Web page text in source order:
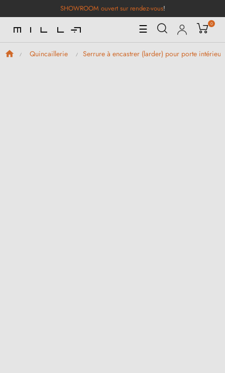
SHOWROOM ouvert sur rendez-vous!
Basculer
la
navigation
☰ 0
Quincaillerie Serrure à encastrer (larder) pour porte